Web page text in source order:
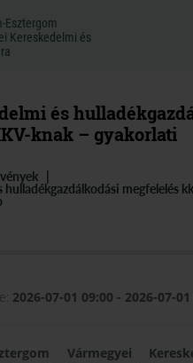
Esztergom
Kereskedelmi és
Esztergom
Kereskedelmi és
és
knak – gyakorlati
hulladékgazdálkodási megfelelés
2026-07-01 09:00 - 2026-07-
Vármegyei